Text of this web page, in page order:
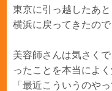
東京に引っ越したあ
横浜に戻ってきたので
美容師さんは気さく
ったことを本当によ
「最近こういうのや